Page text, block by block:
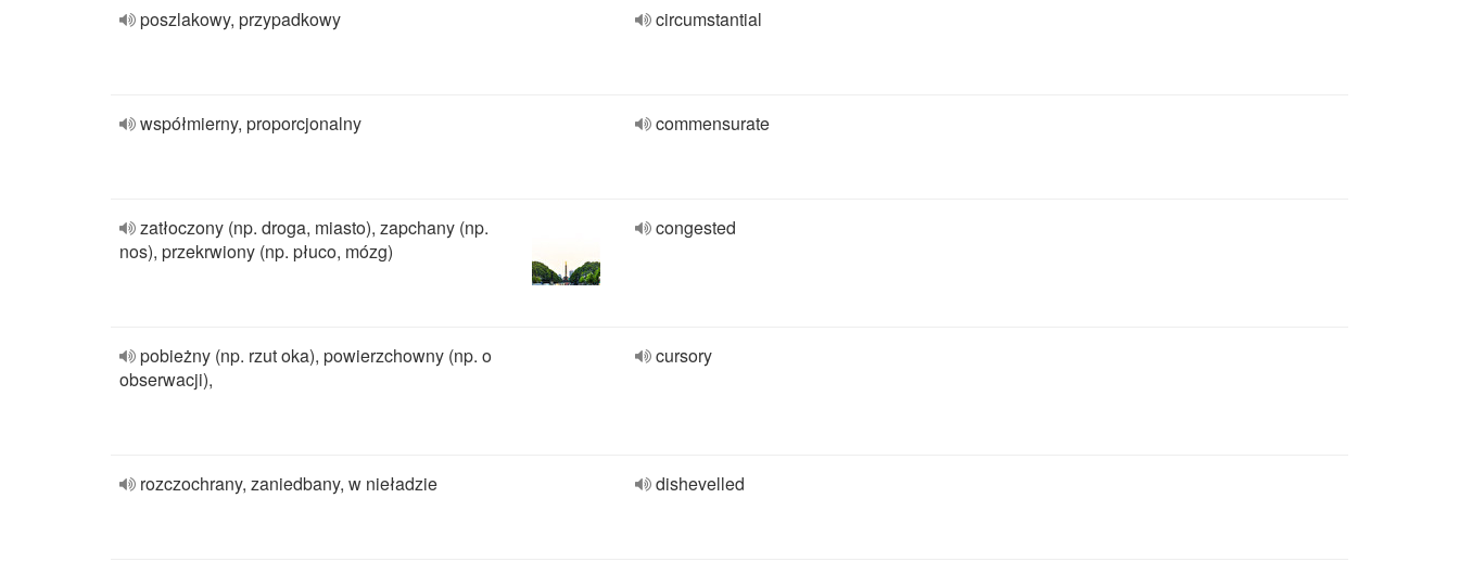
poszlakowy, przypadkowy circumstantial
współmierny, proporcjonalny commensurate
zatłoczony (np. droga, miasto), zapchany (np.
nos), przekrwiony (np. płuco, mózg)
congested
pobieżny (np. rzut oka), powierzchowny (np. o
obserwacji),
cursory
rozczochrany, zaniedbany, w nieładzie dishevelled